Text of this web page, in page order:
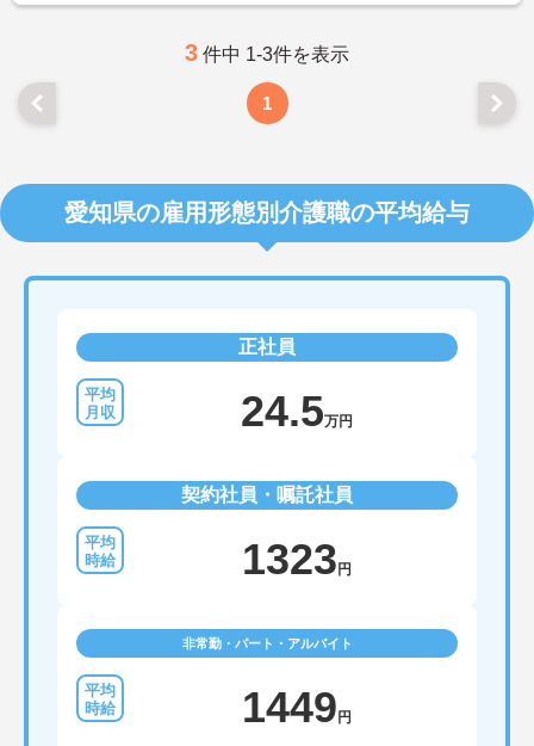
3 件中 1-3件を表示
1
愛知県の雇用形態別介護職の平均給与
正社員
24.5万円
契約社員・嘱託社員
1323 円
非常勤・パート・アルバイト
1449 円